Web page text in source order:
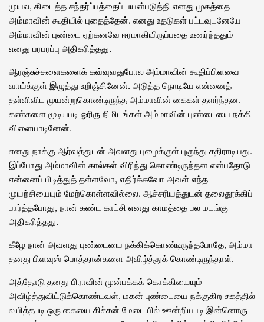
முயல, கிடைத்த சந்தர்ப்பத்தைப் பயன்படுத்தி எனது முகத்தை
அம்மாவின் கூதியில் புதைத்தேன். எனது உதடுகள் பட்டவுடனேயே
அம்மாவின் புண்டை ஏற்கனவே ஈரமாகியிருப்பதை உணர்ந்ததும்
எனது பரபரப்பு அதிகரித்தது.
ஆரஞ்சுச்சுளைகளைக் கவ்வுவதுபோல அம்மாவின் கூதிப்பிளவை
வாய்க்குள் இழுத்து உறிஞ்சினேன். அடுத்த நொடியே என்னைத்
தள்ளிவிட முயன்றுகொண்டிருந்த அம்மாவின் கைகள் தளர்ந்தன.
கண்களை மூடியபடி ஓரிரு நிமிடங்கள் அம்மாவின் புண்டையை நக்கி
விளையாடினேன்.
எனது நாக்கு ஆர்வத்துடன் அவளது புழைக்குள் புகுந்து சதிராடியது.
இப்போது அம்மாவின் கால்கள் விரிந்து கொண்டிருந்தன என்பதோடு
என்னைப் பிடித்துத் தள்ளவோ, எதிர்க்கவோ அவள் எந்த
முயற்சியையும் மேற்கொள்ளவில்லை. ஆச்சரியத்துடன் தலைதூக்கிப்
பார்த்தபோது, நான் கண்ட காட்சி எனது காமத்தை பல மடங்கு
அதிகரித்தது.
கீழே நான் அவளது புண்டையை நக்கிக்கொண்டிருந்தபோதே, அம்மா
தனது பிளவுஸ் பொத்தான்களை அவிழ்த்துக் கொண்டிருந்தாள்.
அத்தோடு தனது பிராவின் முன்பக்கக் கொக்கியையும்
அவிழ்த்துவிட்டுக்கொண்டவள், மகன் புண்டையை நக்குகிற சுகத்தில்
லயித்தபடி ஒரு கையை கிச்சன் மேடையில் ஊன்றியபடி இன்னொரு